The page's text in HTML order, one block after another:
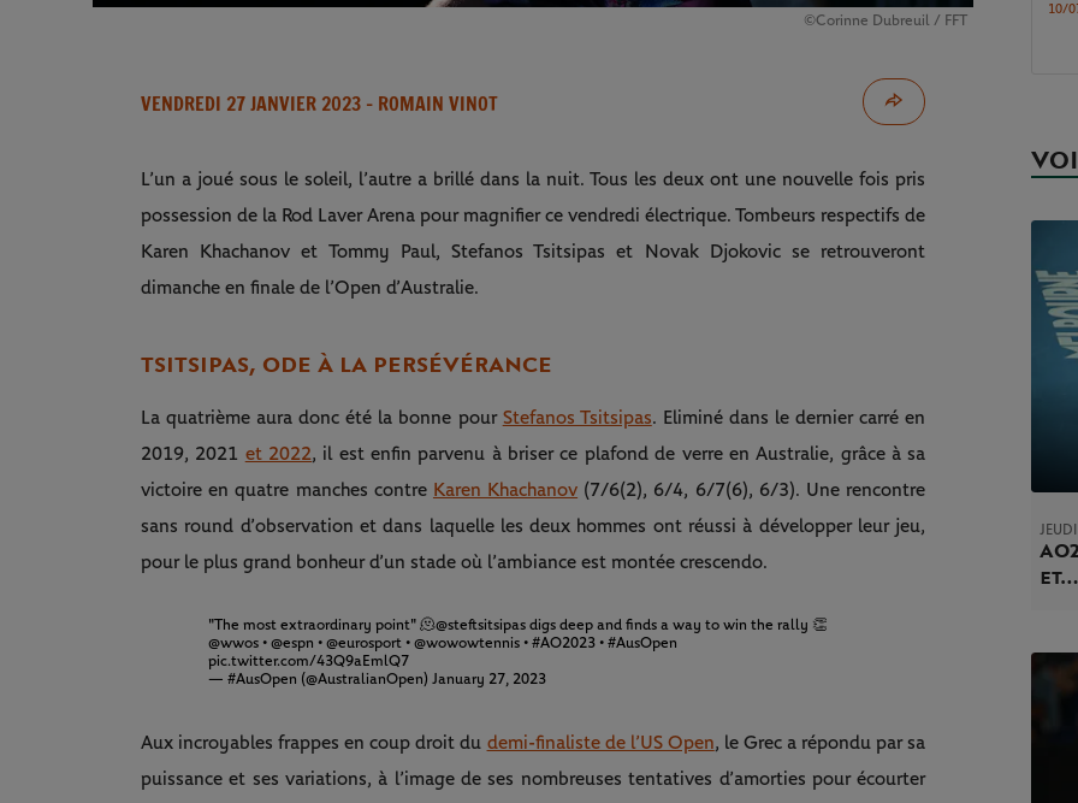
©Corinne Dubreuil / FFT
VENDREDI 27 JANVIER 2023 - ROMAIN VINOT
L’un a joué sous le soleil, l’autre a brillé dans la nuit. Tous les deux ont une nouvelle fois pris
possession de la Rod Laver Arena pour magnifier ce vendredi électrique. Tombeurs respectifs de
Karen Khachanov et Tommy Paul, Stefanos Tsitsipas et Novak Djokovic se retrouveront
dimanche en finale de l’Open d’Australie.
TSITSIPAS, ODE À LA PERSÉVÉRANCE
La quatrième aura donc été la bonne pour Stefanos Tsitsipas. Eliminé dans le dernier carré en
2019, 2021 et 2022, il est enfin parvenu à briser ce plafond de verre en Australie, grâce à sa
victoire en quatre manches contre Karen Khachanov (7/6(2), 6/4, 6/7(6), 6/3). Une rencontre
sans round d’observation et dans laquelle les deux hommes ont réussi à développer leur jeu,
pour le plus grand bonheur d’un stade où l’ambiance est montée crescendo.
"The most extraordinary point" 🫠@steftsitsipas digs deep and finds a way to win the rally 👏
@wwos •@espn •@eurosport •@wowowtennis •#AO2023 •#AusOpen
pic.twitter.com/43Q9aEmlQ7
— #AusOpen (@AustralianOpen)January 27, 2023
Aux incroyables frappes en coup droit du demi-finaliste de l’US Open, le Grec a répondu par sa
puissance et ses variations, à l’image de ses nombreuses tentatives d’amorties pour écourter
10/